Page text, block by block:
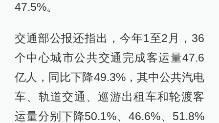
47.5%。
交通部公报还指出，今年1至2月，36
个中心城市公共交通完成客运量47.6
亿人，同比下降49.3%，其中公共汽电
车、轨道交通、巡游出租车和轮渡客
运量分别下降50.1%、46.6%、51.8%